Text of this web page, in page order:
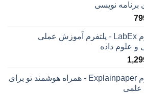
برنامه نویسی
اکانت پرمیوم LabEx - پلتفرم آموزش عملی
و علوم داده
اکانت پرمیوم Explainpaper - همراه هوشمند تو برای
علمی